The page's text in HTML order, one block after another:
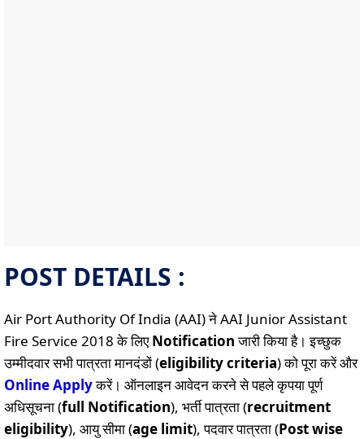
POST DETAILS :
Air Port Authority Of India (AAI) ने AAI Junior Assistant
Fire Service 2018 के लिएNotificationजारी किया है। इच्छुक
उम्मीदवार सभी पात्रता मानदंडों (eligibility criteria) को पूरा करें और
OnlineApplyकरें। ऑनलाइन आवेदन करने से पहले कृपया पूर्ण
अधिसूचना (full Notification), भर्ती पात्रता (recruitment
eligibility), आयु सीमा (age limit), पदवार पात्रता (Post wise